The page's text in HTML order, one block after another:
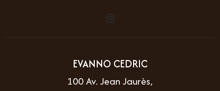
EVANNO CEDRIC
100 Av. Jean Jaurès,